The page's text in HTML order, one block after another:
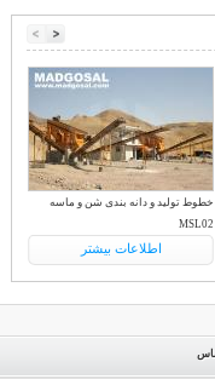
خطوط تولید و دانه بندی شن و ماسه
MSL02
اطلاعات بیشتر